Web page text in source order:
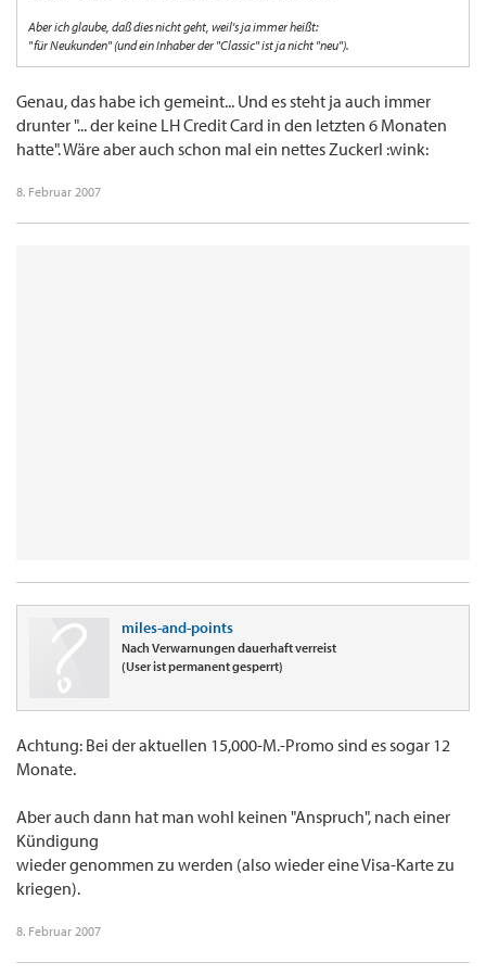
Aber ich glaube, daß dies nicht geht, weil's ja immer heißt:
"für Neukunden" (und ein Inhaber der "Classic" ist ja nicht "neu").
Genau, das habe ich gemeint... Und es steht ja auch immer
drunter "... der keine LH Credit Card in den letzten 6 Monaten
hatte". Wäre aber auch schon mal ein nettes Zuckerl :wink:
8. Februar 2007
miles-and-points
Nach Verwarnungen dauerhaft verreist
(User ist permanent gesperrt)
Achtung: Bei der aktuellen 15,000-M.-Promo sind es sogar 12
Monate.
Aber auch dann hat man wohl keinen "Anspruch", nach einer
Kündigung
wieder genommen zu werden (also wieder eine Visa-Karte zu
kriegen).
8. Februar 2007